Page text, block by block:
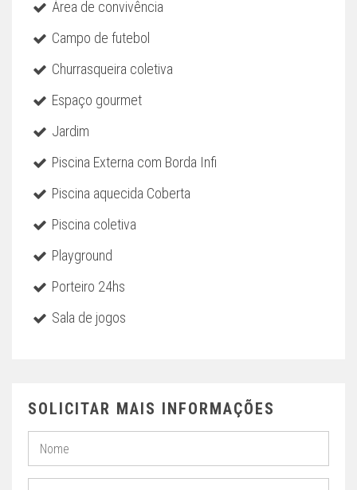
Área de convivência
Campo de futebol
Churrasqueira coletiva
Espaço gourmet
Jardim
Piscina Externa com Borda Infi
Piscina aquecida Coberta
Piscina coletiva
Playground
Porteiro 24hs
Sala de jogos
SOLICITAR MAIS INFORMAÇÕES